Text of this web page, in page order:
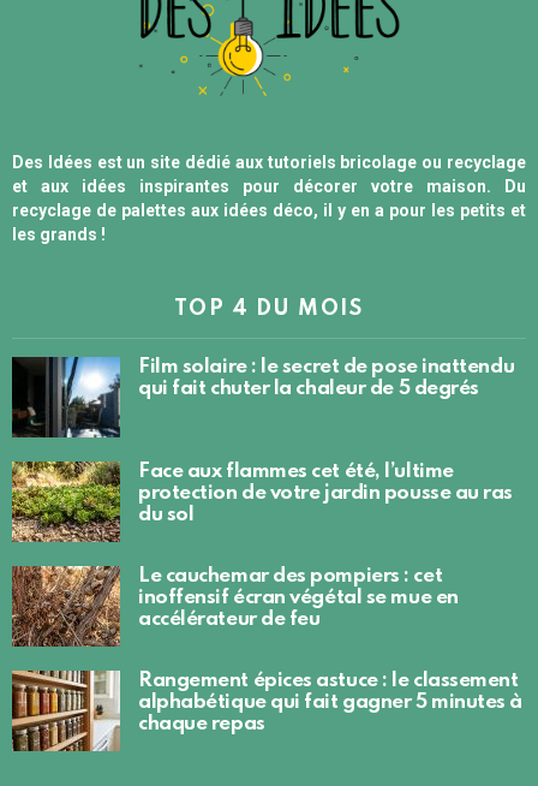
Des Idées est un site dédié aux tutoriels bricolage ou recyclage
et aux idées inspirantes pour décorer votre maison. Du
recyclage de palettes aux idées déco, il y en a pour les petits et
les grands !
TOP 4 DU MOIS
Film solaire : le secret de pose inattendu
qui fait chuter la chaleur de 5 degrés
Face aux flammes cet été, l’ultime
protection de votre jardin pousse au ras
du sol
Le cauchemar des pompiers : cet
inoffensif écran végétal se mue en
accélérateur de feu
Rangement épices astuce : le classement
alphabétique qui fait gagner 5 minutes à
chaque repas